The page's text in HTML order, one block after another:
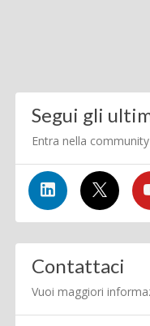
Segui gli
Entra nella community
Contattaci
Vuoi maggiori